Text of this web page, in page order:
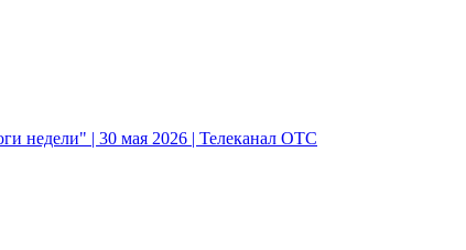
недели" | 30 мая 2026 | Телеканал ОТС